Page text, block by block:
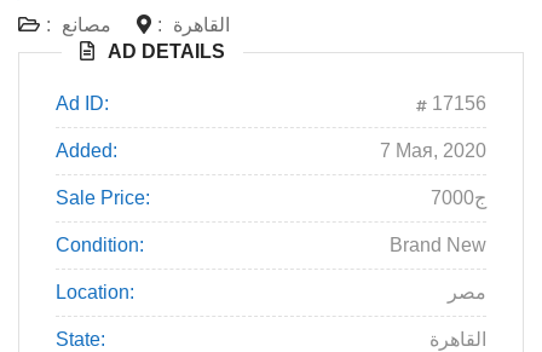
: مصانع :
القاهرة
AD DETAILS
Ad ID: 17156
Added: 7 Мая, 2020
Sale Price: 7000ج
Condition: Brand New
Location: مصر
State: القاهرة